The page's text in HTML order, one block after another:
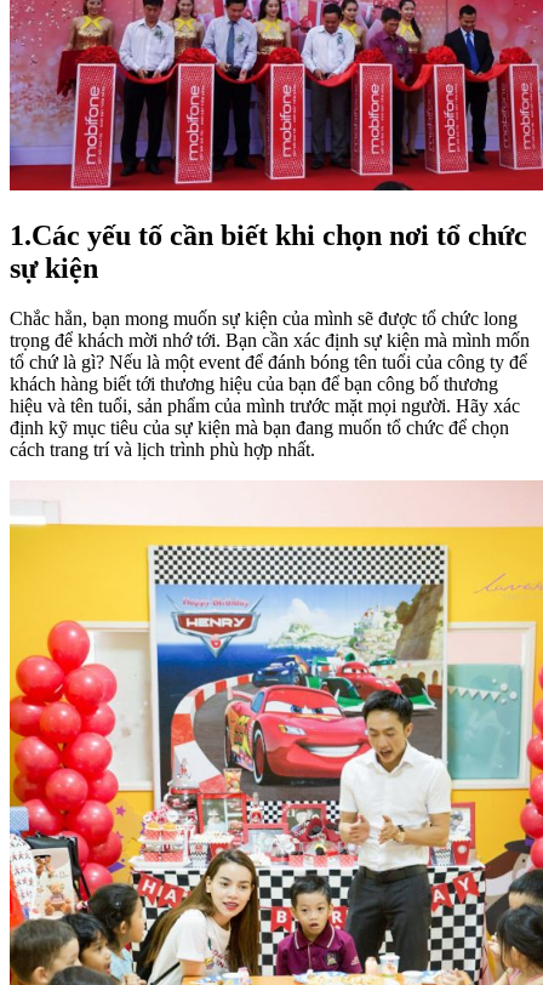
1.Các yếu tố cần biết khi chọn nơi tổ chức
sự kiện
Chắc hẳn, bạn mong muốn sự kiện của mình sẽ được tổ chức long
trọng để khách mời nhớ tới. Bạn cần xác định sự kiện mà mình mốn
tổ chứ là gì? Nếu là một event để đánh bóng tên tuổi của công ty để
khách hàng biết tới thương hiệu của bạn để bạn công bố thương
hiệu và tên tuổi, sản phẩm của mình trước mặt mọi người. Hãy xác
định kỹ mục tiêu của sự kiện mà bạn đang muốn tổ chức để chọn
cách trang trí và lịch trình phù hợp nhất.